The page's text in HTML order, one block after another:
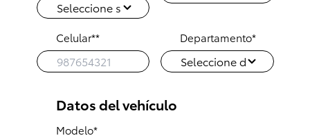
Celular** Departamento*
Datos del vehículo
Modelo*